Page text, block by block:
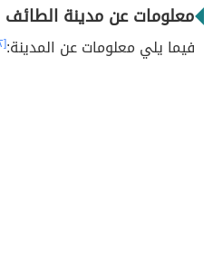
معلومات عن مدينة الطائف
فيما يلي معلومات عن المدينة:[٢]